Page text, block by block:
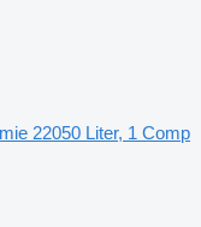
22050 Liter, 1 Comp